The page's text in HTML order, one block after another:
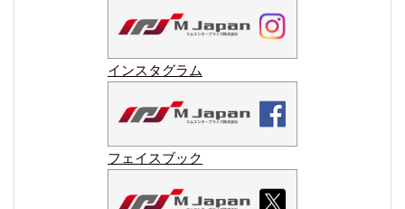
インスタグラム
フェイスブック